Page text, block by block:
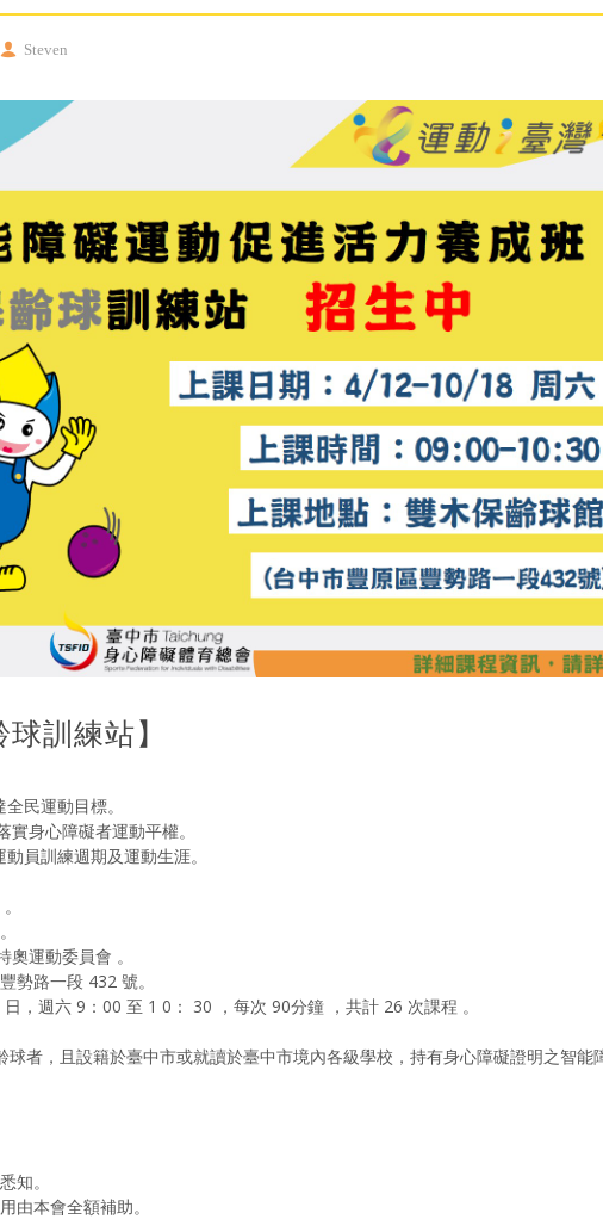
Steven
訓練站】
民運動目標。
實身心障礙者運動平權。
員訓練週期及運動生涯。
運動委員會 。
勢路一段 432 號。
，週六 9：00 至 1 0： 30 ，每次 90分鐘 ，共計 26 次課程 。
球者，且設籍於臺中市或就讀於臺中市境內各級學校，持有身心障礙證明之智能
知。
由本會全額補助。